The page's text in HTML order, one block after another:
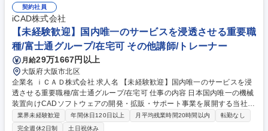
数・案件数も増える見込みです。たとえ廃炉となっても、30年近く放射線
量のモニタリングが必要なため、このような装置やシステムは需要が衰え
ることはなく、長期的な安定就業が見込まれます。 募集職種 I43B[東京/日
野]放射線計測機器・システムの定期点検/保守業務
契約社員
iCAD株式会社
【未経験歓迎】国内唯一のサービスを浸透させる重要職
種/富士通グループ/在宅可 その他講師/トレーナー
月給29万1667円以上
大阪府大阪市北区
企業名 ｉＣＡＤ株式会社 求人名 【未経験歓迎】国内唯一のサービスを浸
透させる重要職種/富士通グループ/在宅可 仕事の内容 日本国内唯一の機械
装置向けCADソフトウェアの開発・拡販・サポート事業を展開する当社に
てお客様へ当社の製品のデモンストレーションを実施いただく方を募集。
8,000社以上に導入され、実績も多数ございます。 ■業務詳細：当社CAD
業界未経験歓迎 年間休日120日以上 月平均残業時間20時間以内
転勤なし
完全週休2日制
土日祝休み